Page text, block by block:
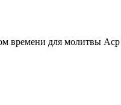
времени для молитвы